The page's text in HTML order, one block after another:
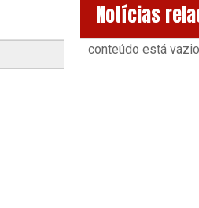
Notícias
conteúdo está